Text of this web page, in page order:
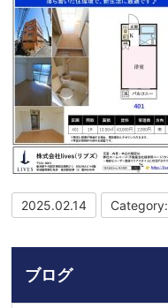
2025.02.14 Category:
ブログ